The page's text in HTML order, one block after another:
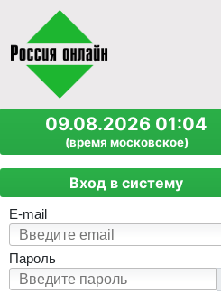
09.08.2026 01:04
(время московское)
Вход в систему
E-mail
Пароль